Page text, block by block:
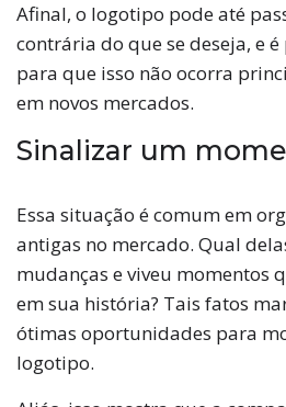
Afinal, o logotipo pode até
contrária do que se deseja, e
para que isso não ocorra
em novos mercados.
Sinalizar um
Essa situação é comum em
antigas no mercado. Qual
mudanças e viveu momentos
em sua história? Tais fatos
ótimas oportunidades para
logotipo.